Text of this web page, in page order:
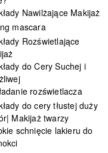
Nawilżające Makijaż
mascara
Rozświetlające
do Cery Suchej i
rozświetlacza
do cery tłustej duży
Makijaż twarzy
schnięcie lakieru do